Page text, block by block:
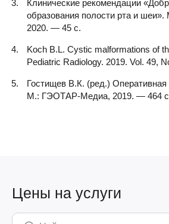
Клинические рекомендации
образования полости рта и шеи».
2020. — 45 с.
Koch B.L. Cystic malformations of
Pediatric Radiology. 2019. Vol. 49,
Гостищев В.К. (ред.) Оперативная
М.: ГЭОТАР-Медиа, 2019. — 464
Цены на услуги